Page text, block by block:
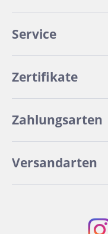
Service
Zertifikate
Zahlungsarten
Versandarten